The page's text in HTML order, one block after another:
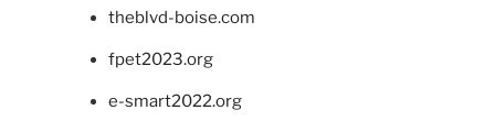
theblvd-boise.com
fpet2023.org
e-smart2022.org